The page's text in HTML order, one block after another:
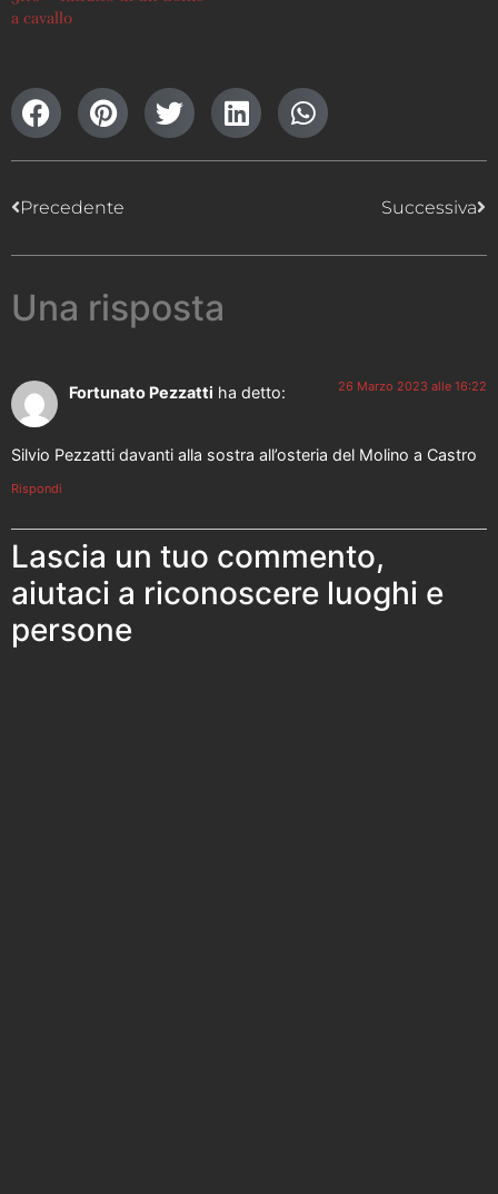
a cavallo
Precedente Successiva
Una risposta
Fortunato Pezzatti ha detto: 26 Marzo 2023 alle 16:22
Silvio Pezzatti davanti alla sostra all’osteria del Molino a Castro
Rispondi
Lascia un tuo commento,
aiutaci a riconoscere luoghi e
persone